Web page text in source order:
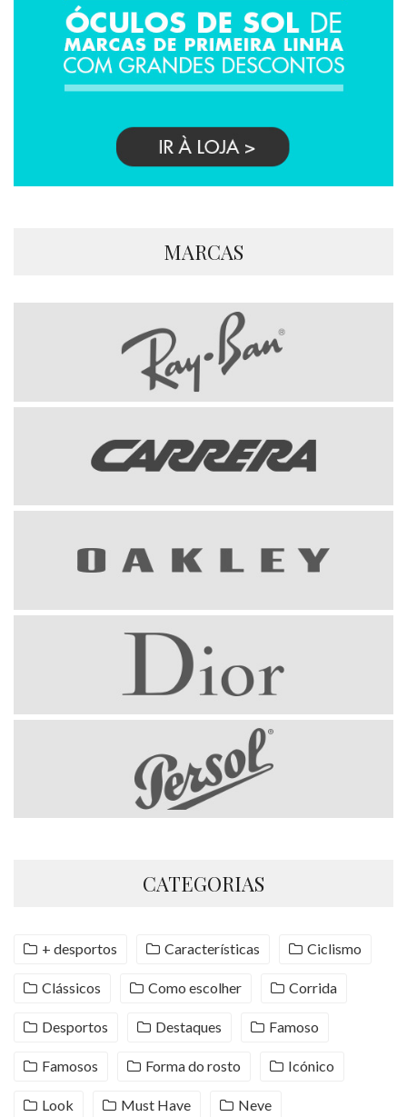
MARCAS
CATEGORIAS
+ desportos Características Ciclismo
Clássicos Como escolher Corrida
Desportos Destaques Famoso
Famosos Forma do rosto Icónico
Look Must Have Neve